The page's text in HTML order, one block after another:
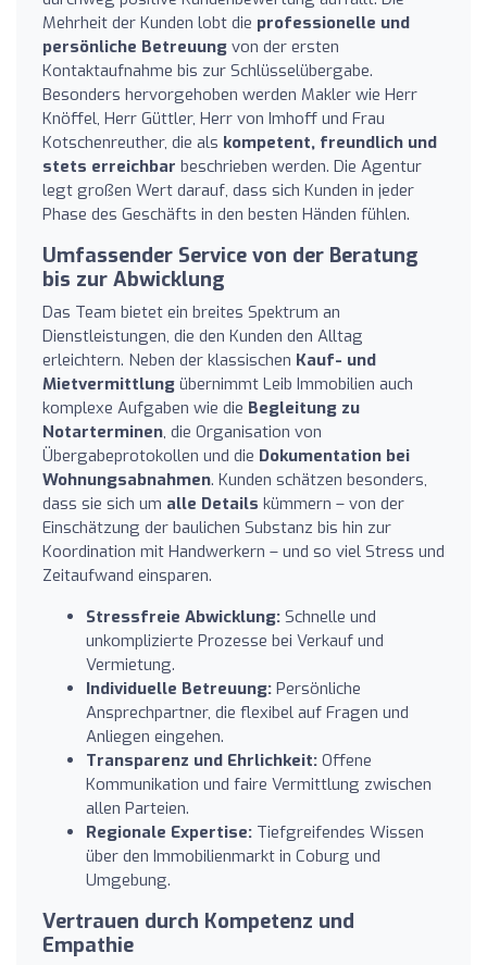
Mehrheit der Kunden lobt die professionelle und
persönliche Betreuung von der ersten
Kontaktaufnahme bis zur Schlüsselübergabe.
Besonders hervorgehoben werden Makler wie Herr
Knöffel, Herr Güttler, Herr von Imhoff und Frau
Kotschenreuther, die als kompetent, freundlich und
stets erreichbar beschrieben werden. Die Agentur
legt großen Wert darauf, dass sich Kunden in jeder
Phase des Geschäfts in den besten Händen fühlen.
Umfassender Service von der Beratung
bis zur Abwicklung
Das Team bietet ein breites Spektrum an
Dienstleistungen, die den Kunden den Alltag
erleichtern. Neben der klassischen Kauf- und
Mietvermittlung übernimmt Leib Immobilien auch
komplexe Aufgaben wie die Begleitung zu
Notarterminen, die Organisation von
Übergabeprotokollen und die Dokumentation bei
Wohnungsabnahmen. Kunden schätzen besonders,
dass sie sich um alle Details kümmern – von der
Einschätzung der baulichen Substanz bis hin zur
Koordination mit Handwerkern – und so viel Stress und
Zeitaufwand einsparen.
Stressfreie Abwicklung: Schnelle und
unkomplizierte Prozesse bei Verkauf und
Vermietung.
Individuelle Betreuung: Persönliche
Ansprechpartner, die flexibel auf Fragen und
Anliegen eingehen.
Transparenz und Ehrlichkeit: Offene
Kommunikation und faire Vermittlung zwischen
allen Parteien.
Regionale Expertise: Tiefgreifendes Wissen
über den Immobilienmarkt in Coburg und
Umgebung.
Vertrauen durch Kompetenz und
Empathie